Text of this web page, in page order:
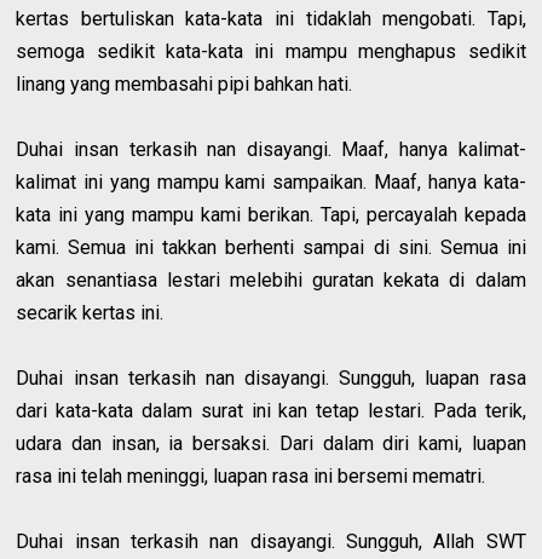
kertas bertuliskan kata-kata ini tidaklah mengobati. Tapi,
semoga sedikit kata-kata ini mampu menghapus sedikit
linang yang membasahi pipi bahkan hati.
Duhai insan terkasih nan disayangi. Maaf, hanya kalimat-
kalimat ini yang mampu kami sampaikan. Maaf, hanya kata-
kata ini yang mampu kami berikan. Tapi, percayalah kepada
kami. Semua ini takkan berhenti sampai di sini. Semua ini
akan senantiasa lestari melebihi guratan kekata di dalam
secarik kertas ini.
Duhai insan terkasih nan disayangi. Sungguh, luapan rasa
dari kata-kata dalam surat ini kan tetap lestari. Pada terik,
udara dan insan, ia bersaksi. Dari dalam diri kami, luapan
rasa ini telah meninggi, luapan rasa ini bersemi mematri.
Duhai insan terkasih nan disayangi. Sungguh, Allah SWT